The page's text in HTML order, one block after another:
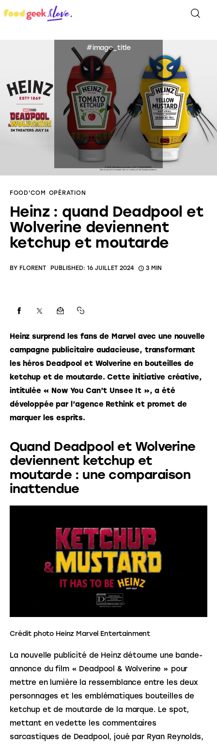
Food’News
Food’Com
Food’Art
Food’Event
Food’Life
FOOD'COM OPÉRATION
Heinz : quand Deadpool et
Wolverine deviennent
ketchup et moutarde
BY FLORENT PUBLISHED: 16 JUILLET 2024 3 MIN
Heinz surprend les fans de Marvel avec une nouvelle
campagne publicitaire audacieuse, transformant
les héros Deadpool et Wolverine en bouteilles de
ketchup et de moutarde. Cette initiative créative,
intitulée « Now You Can’t Unsee It », a été
développée par l’agence Rethink et promet de
marquer les esprits.
Quand Deadpool et Wolverine
deviennent ketchup et
moutarde : une comparaison
inattendue
Crédit photo Heinz Marvel Entertainment
La nouvelle publicité de Heinz détourne une bande-
annonce du film « Deadpool & Wolverine » pour
mettre en lumière la ressemblance entre les deux
personnages et les emblématiques bouteilles de
ketchup et de moutarde de la marque. Le spot,
mettant en vedette les commentaires
sarcastiques de Deadpool, joué par Ryan Reynolds,